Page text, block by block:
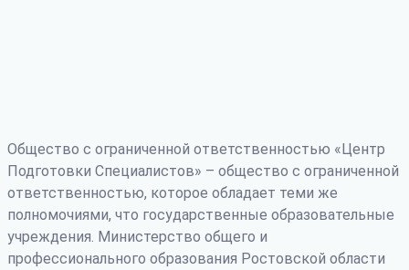
Общество с ограниченной ответственностью «Центр
Подготовки Специалистов» – общество с ограниченной
ответственностью, которое обладает теми же
полномочиями, что государственные образовательные
учреждения. Министерство общего и
профессионального образования Ростовской области